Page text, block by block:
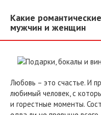
Какие
мужчин и женщин
Любовь – это счастье. И
любимый человек, с
и горестные моменты.